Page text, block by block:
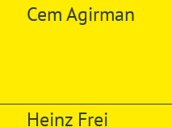
Cem Agirman
Heinz Frei